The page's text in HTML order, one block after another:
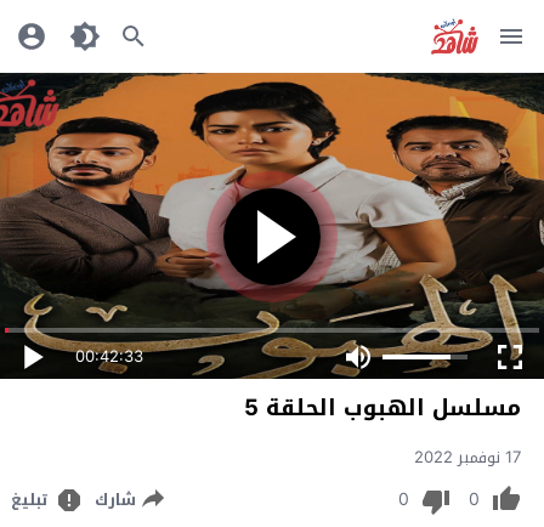
00:42:33
مسلسل الهبوب الحلقة 5
17 نوفمبر 2022
0
0 شارك تبليغ